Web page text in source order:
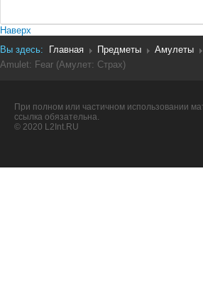
Наверх
Вы здесь:
Главная Предметы
Амулеты
Amulet: Fear (Амулет: Страх)
При полном или частичном использовании
ссылка обязательна.
© 2020 L2Int.RU